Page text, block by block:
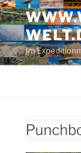
Zum
Inhalt
springen
Im